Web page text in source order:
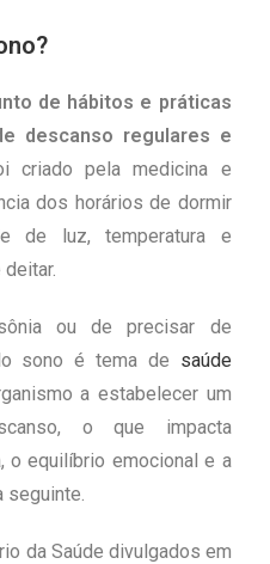
de hábitos e práticas
descanso regulares e
criado pela medicina e
dos horários de dormir
de luz, temperatura e
ou de precisar de
sono é tema de saúde
a estabelecer um
o que impacta
o equilíbrio emocional e a
seguinte.
da Saúde divulgados em